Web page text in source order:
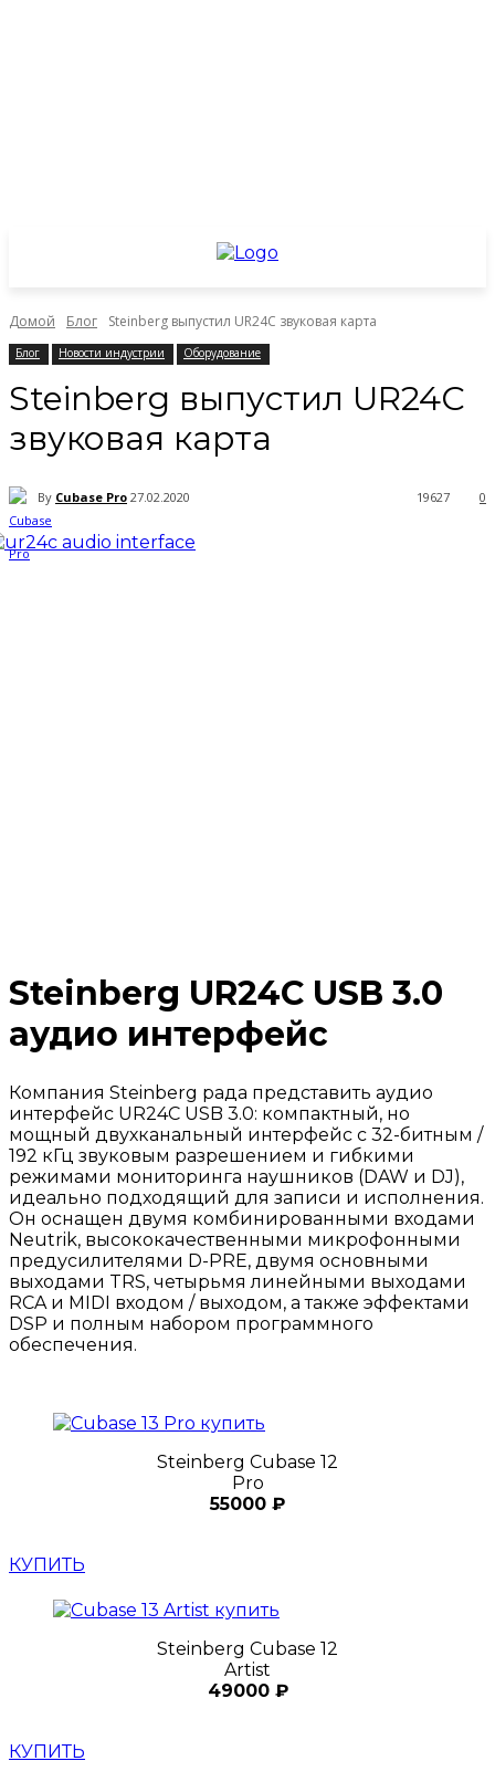
Домой Блог Steinberg выпустил UR24C звуковая карта
Блог Новости индустрии Оборудование
Steinberg выпустил UR24C
звуковая карта
By Cubase Pro 27.02.2020 0
19627
Steinberg UR24C USB 3.0
аудио интерфейс
Компания Steinberg рада представить аудио
интерфейс UR24C USB 3.0: компактный, но
мощный двухканальный интерфейс с 32-битным /
192 кГц звуковым разрешением и гибкими
режимами мониторинга наушников (DAW и DJ),
идеально подходящий для записи и исполнения.
Он оснащен двумя комбинированными входами
Neutrik, высококачественными микрофонными
предусилителями D-PRE, двумя основными
выходами TRS, четырьмя линейными выходами
RCA и MIDI входом / выходом, а также эффектами
DSP и полным набором программного
обеспечения.
Steinberg Cubase 12
Pro
55000 ₽
КУПИТЬ
Steinberg Cubase 12
Artist
49000 ₽
КУПИТЬ